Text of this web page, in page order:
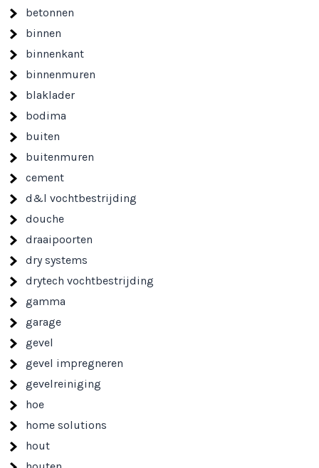
betonnen
binnen
binnenkant
binnenmuren
blaklader
bodima
buiten
buitenmuren
cement
d&l vochtbestrijding
douche
draaipoorten
dry systems
drytech vochtbestrijding
gamma
garage
gevel
gevel impregneren
gevelreiniging
hoe
home solutions
hout